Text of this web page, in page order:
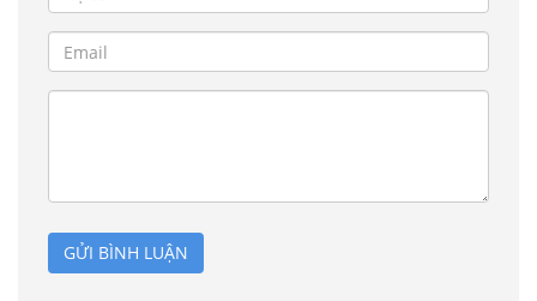
GỬI BÌNH LUẬN